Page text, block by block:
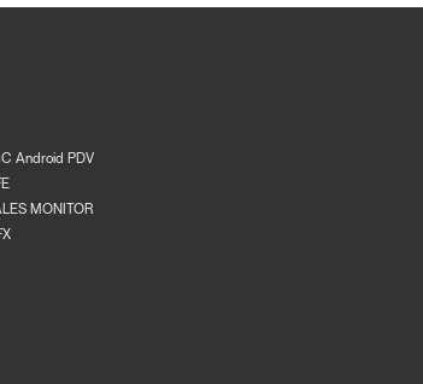
Android PDV
MONITOR